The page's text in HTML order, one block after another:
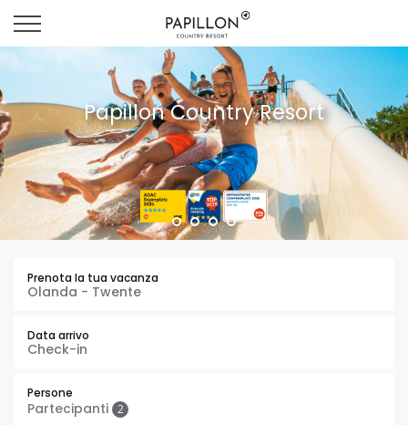
Papillon Country Resort
Prenota la tua vacanza
Data arrivo
Persone
Partecipanti 2